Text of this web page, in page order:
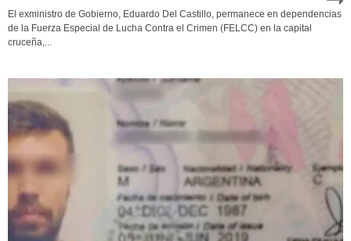
El exministro de Gobierno, Eduardo Del Castillo, permanece en dependencias
de la Fuerza Especial de Lucha Contra el Crimen (FELCC) en la capital
cruceña,...